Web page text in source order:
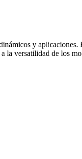
y aplicaciones.
la versatilidad de los